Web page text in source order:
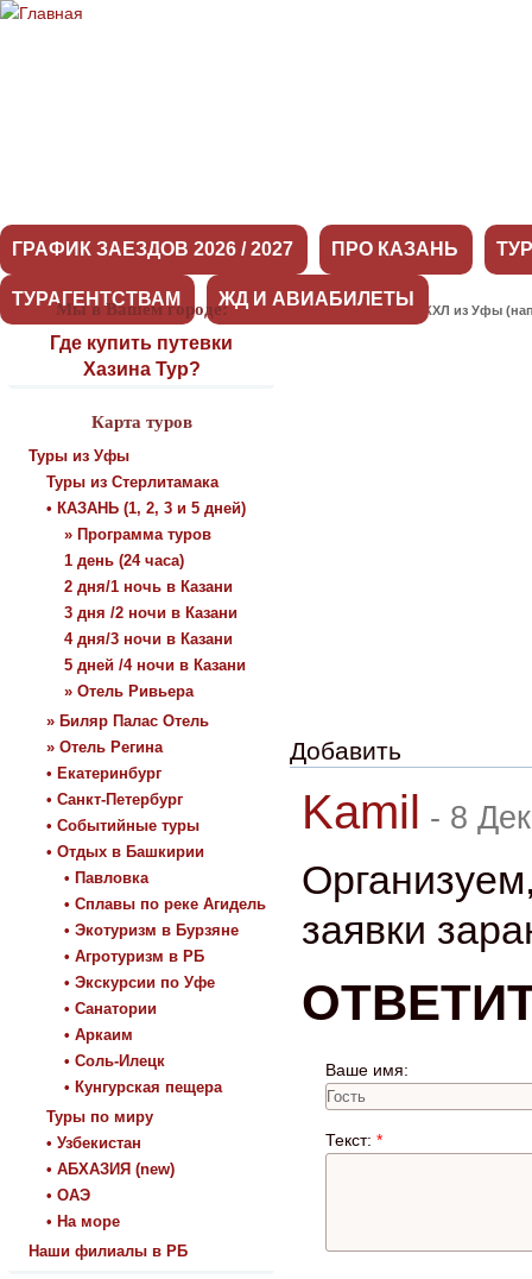
ГРАФИК ЗАЕЗДОВ 2026 / 2027 ПРО КАЗАНЬ
ТУРАГЕНТСТВАМ ЖД И АВИАБИЛЕТЫ
Мы в Вашем городе:
Где купить путевки
Хазина Тур?
Карта туров
Туры из Уфы
Туры из Стерлитамака
• КАЗАНЬ (1, 2, 3 и 5 дней)
» Программа туров
1 день (24 часа)
2 дня/1 ночь в Казани
3 дня /2 ночи в Казани
4 дня/3 ночи в Казани
5 дней /4 ночи в Казани
» Отель Ривьера
» Биляр Палас Отель
» Отель Регина
• Екатеринбург
• Санкт-Петербург
• Событийные туры
• Отдых в Башкирии
• Павловка
• Сплавы по реке Агидель
• Экотуризм в Бурзяне
• Агротуризм в РБ
• Экскурсии по Уфе
• Санатории
• Аркаим
• Соль-Илецк
• Кунгурская пещера
Туры по миру
• Узбекистан
• АБХАЗИЯ (new)
• ОАЭ
• На море
Наши филиалы в РБ
Выезды на матчи КХЛ из Уфы
Добавить
Kamil - 8
заявки
Ваше имя:
Текст: *